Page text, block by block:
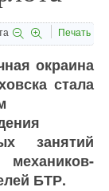
Печать
окраина
стала
занятий
БТР.